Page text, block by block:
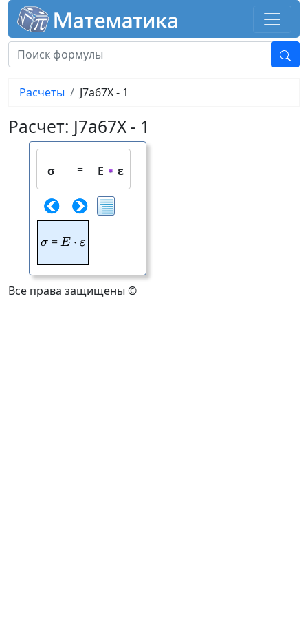
Расчеты J7a67X - 1
Расчет: J7a67X - 1
σ = E ε
\sigma
σ = E\cdot \varepsilon
E ⋅ ε
Все права защищены ©